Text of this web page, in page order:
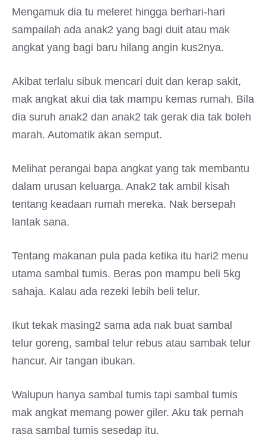
Mengamuk dia tu meleret hingga berhari-hari
sampailah ada anak2 yang bagi duit atau mak
angkat yang bagi baru hilang angin kus2nya.
Akibat terlalu sibuk mencari duit dan kerap sakit,
mak angkat akui dia tak mampu kemas rumah. Bila
dia suruh anak2 dan anak2 tak gerak dia tak boleh
marah. Automatik akan semput.
Melihat perangai bapa angkat yang tak membantu
dalam urusan keluarga. Anak2 tak ambil kisah
tentang keadaan rumah mereka. Nak bersepah
lantak sana.
Tentang makanan pula pada ketika itu hari2 menu
utama sambal tumis. Beras pon mampu beli 5kg
sahaja. Kalau ada rezeki lebih beli telur.
Ikut tekak masing2 sama ada nak buat sambal
telur goreng, sambal telur rebus atau sambak telur
hancur. Air tangan ibukan.
Walupun hanya sambal tumis tapi sambal tumis
mak angkat memang power giler. Aku tak pernah
rasa sambal tumis sesedap itu.